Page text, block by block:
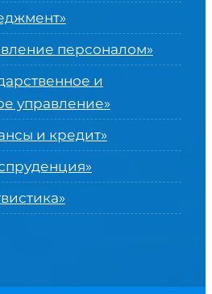
персоналом»
и
управление»
и кредит»